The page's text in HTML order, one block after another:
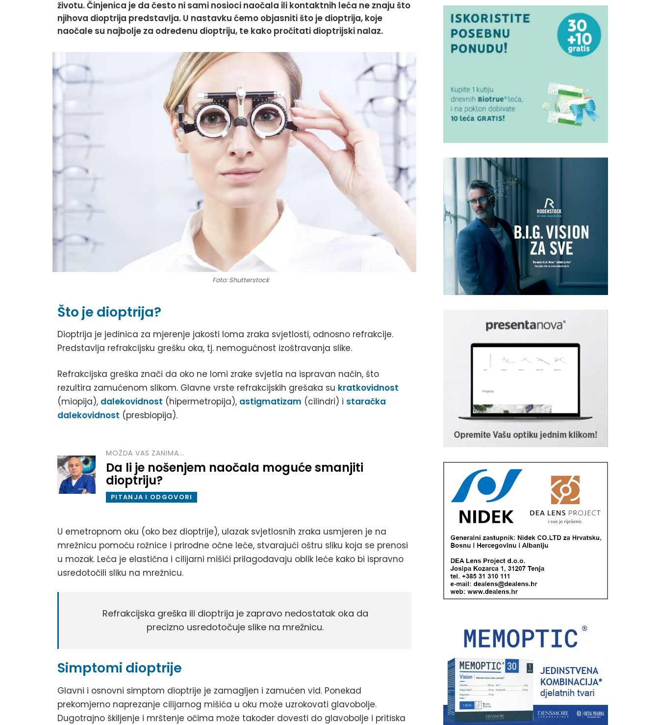
životu. Činjenica je da često ni sami nosioci naočala ili kontaktnih leća ne znaju što
njihova dioptrija predstavlja. U nastavku ćemo objasniti što je dioptrija, koje
naočale su najbolje za određenu dioptriju, te kako pročitati dioptrijski nalaz.
Foto: Shutterstock
Što je dioptrija?
Dioptrija je jedinica za mjerenje jakosti loma zraka svjetlosti, odnosno refrakcije.
Predstavlja refrakcijsku grešku oka, tj. nemogućnost izoštravanja slike.
Refrakcijska greška znači da oko ne lomi zrake svjetla na ispravan način, što
rezultira zamućenom slikom. Glavne vrste refrakcijskih grešaka su kratkovidnost
(miopija), dalekovidnost (hipermetropija), astigmatizam (cilindri) i staračka
dalekovidnost (presbiopija).
MOŽDA VAS ZANIMA...
Da li je nošenjem naočala moguće smanjiti
dioptriju?
PITANJA I ODGOVORI
U emetropnom oku (oko bez dioptrije), ulazak svjetlosnih zraka usmjeren je na
mrežnicu pomoću rožnice i prirodne očne leće, stvarajući oštru sliku koja se prenosi
u mozak. Leća je elastična i cilijarni mišići prilagođavaju oblik leće kako bi ispravno
usredotočili sliku na mrežnicu.
Refrakcijska greška ili dioptrija je zapravo nedostatak oka da
precizno usredotočuje slike na mrežnicu.
Simptomi dioptrije
Glavni i osnovni simptom dioptrije je zamagljen i zamućen vid. Ponekad
prekomjerno naprezanje cilijarnog mišića u oku može uzrokovati glavobolje.
Dugotrajno škiljenje i mrštenje očima može također dovesti do glavobolje i pritiska